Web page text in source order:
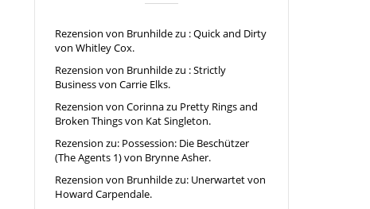
Rezension von Brunhilde zu : Quick and Dirty
von Whitley Cox.
Rezension von Brunhilde zu : Strictly
Business von Carrie Elks.
Rezension von Corinna zu Pretty Rings and
Broken Things von Kat Singleton.
Rezension zu: Possession: Die Beschützer
(The Agents 1) von Brynne Asher.
Rezension von Brunhilde zu: Unerwartet von
Howard Carpendale.